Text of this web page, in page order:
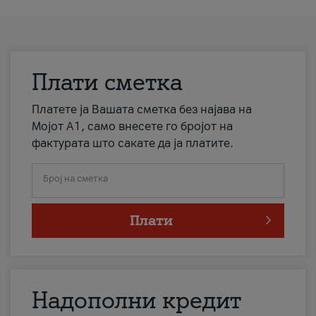
Плати сметка
Платете ја Вашата сметка без најава на
Мојот А1, само внесете го бројот на
фактурата што сакате да ја платите.
Број на сметка
Плати
Надополни кредит